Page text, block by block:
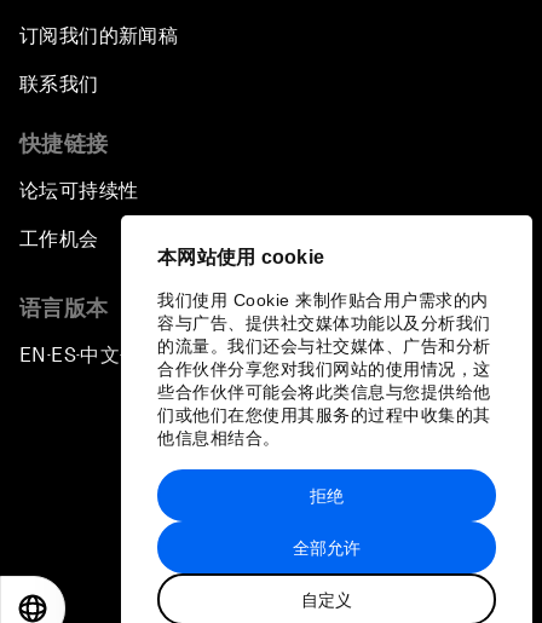
本网站使用 cookie
我们使用 Cookie 来制作贴合用户需求的内
容与广告、提供社交媒体功能以及分析我们
的流量。我们还会与社交媒体、广告和分析
合作伙伴分享您对我们网站的使用情况，这
些合作伙伴可能会将此类信息与您提供给他
们或他们在您使用其服务的过程中收集的其
他信息相结合。
全部允许
自定义
拒绝
订阅我们的新闻稿
联系我们
快捷链接
论坛可持续性
工作机会
语言版本
EN ▪ES▪中文▪ 日本語
站点地图
世界经济论坛